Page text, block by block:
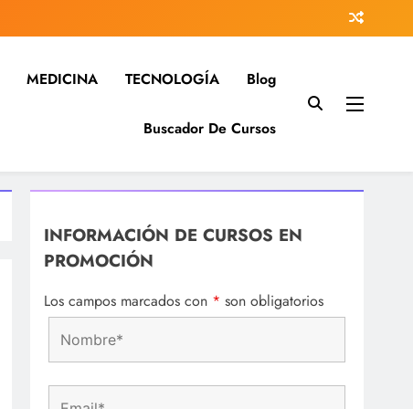
MEDICINA TECNOLOGÍA Blog
Buscador De Cursos
INFORMACIÓN DE CURSOS EN
PROMOCIÓN
Los campos marcados con * son obligatorios